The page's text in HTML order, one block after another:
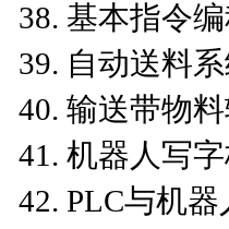
38. 基本指令
39. 自动送料
40. 输送带物
41. 机器人写
42. PLC与机